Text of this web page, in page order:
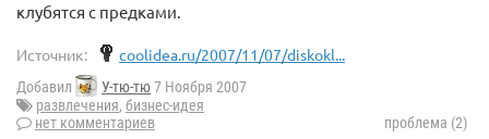
клубятся с предками.
Источник: coolidea.ru/2007/11/07/diskokl...
Добавил У-тю-тю7 Ноября 2007
развлечения, бизнес-идея
нет комментариев
проблема (2)